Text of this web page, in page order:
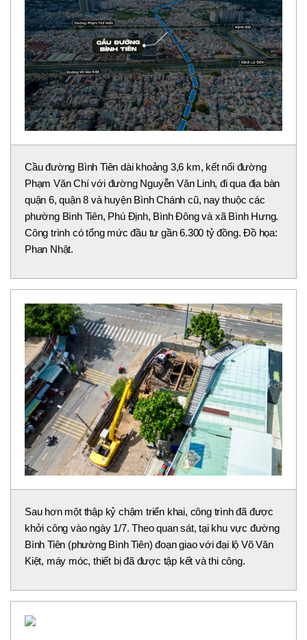
Cầu đường Bình Tiên dài khoảng 3,6 km, kết nối đường
Phạm Văn Chí với đường Nguyễn Văn Linh, đi qua địa bàn
quận 6, quận 8 và huyện Bình Chánh cũ, nay thuộc các
phường Bình Tiên, Phú Định, Bình Đông và xã Bình Hưng.
Công trình có tổng mức đầu tư gần 6.300 tỷ đồng. Đồ họa:
Phan Nhật.
Sau hơn một thập kỷ chậm triển khai, công trình đã được
khởi công vào ngày 1/7. Theo quan sát, tại khu vực đường
Bình Tiên (phường Bình Tiên) đoạn giao với đại lộ Võ Văn
Kiệt, máy móc, thiết bị đã được tập kết và thi công.